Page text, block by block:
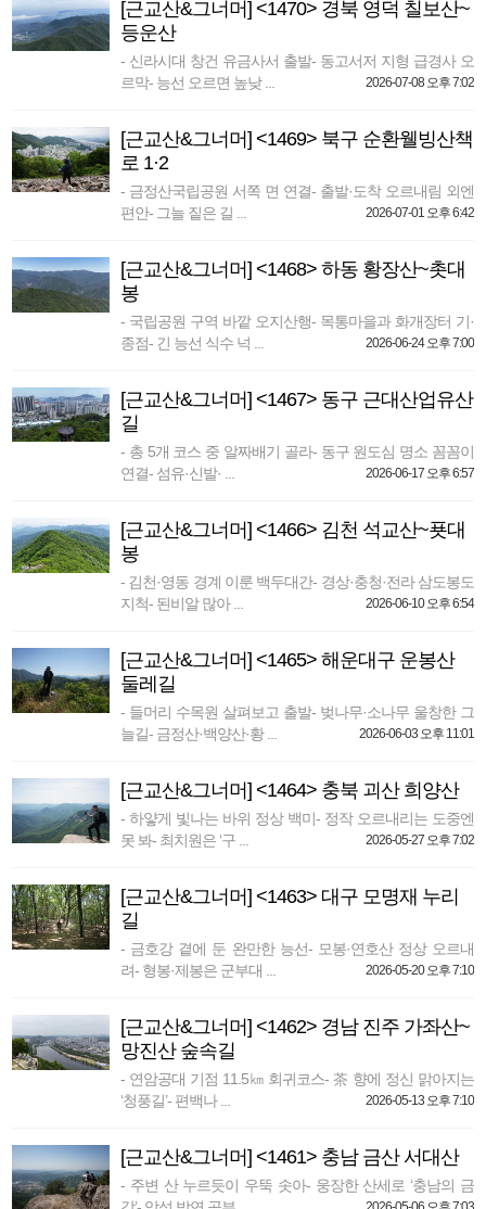
[근교산&그너머] <1470> 경북 영덕 칠보산~
등운산
- 신라시대 창건 유금사서 출발- 동고서저 지형 급경사 오
르막- 능선 오르면 높낮 ...
2026-07-08 오후 7:02
[근교산&그너머] <1469> 북구 순환웰빙산책
로 1·2
- 금정산국립공원 서쪽 면 연결- 출발·도착 오르내림 외엔
편안- 그늘 짙은 길 ...
2026-07-01 오후 6:42
[근교산&그너머] <1468> 하동 황장산~촛대
봉
- 국립공원 구역 바깥 오지산행- 목통마을과 화개장터 기·
종점- 긴 능선 식수 넉 ...
2026-06-24 오후 7:00
[근교산&그너머] <1467> 동구 근대산업유산
길
- 총 5개 코스 중 알짜배기 골라- 동구 원도심 명소 꼼꼼이
연결- 섬유·신발· ...
2026-06-17 오후 6:57
[근교산&그너머] <1466> 김천 석교산~푯대
봉
- 김천·영동 경계 이룬 백두대간- 경상·충청·전라 삼도봉도
지척- 된비알 많아 ...
2026-06-10 오후 6:54
[근교산&그너머] <1465> 해운대구 운봉산
둘레길
- 들머리 수목원 살펴보고 출발- 벚나무·소나무 울창한 그
늘길- 금정산·백양산·황 ...
2026-06-03 오후 11:01
[근교산&그너머] <1464> 충북 괴산 희양산
- 하얗게 빛나는 바위 정상 백미- 정작 오르내리는 도중엔
못 봐- 최치원은 ‘구 ...
2026-05-27 오후 7:02
[근교산&그너머] <1463> 대구 모명재 누리
길
- 금호강 곁에 둔 완만한 능선- 모봉·연호산 정상 오르내
려- 형봉·제봉은 군부대 ...
2026-05-20 오후 7:10
[근교산&그너머] <1462> 경남 진주 가좌산~
망진산 숲속길
- 연암공대 기점 11.5㎞ 회귀코스- 茶 향에 정신 맑아지는
‘청풍길’- 편백나 ...
2026-05-13 오후 7:10
[근교산&그너머] <1461> 충남 금산 서대산
- 주변 산 누르듯이 우뚝 솟아- 웅장한 산세로 ‘충남의 금